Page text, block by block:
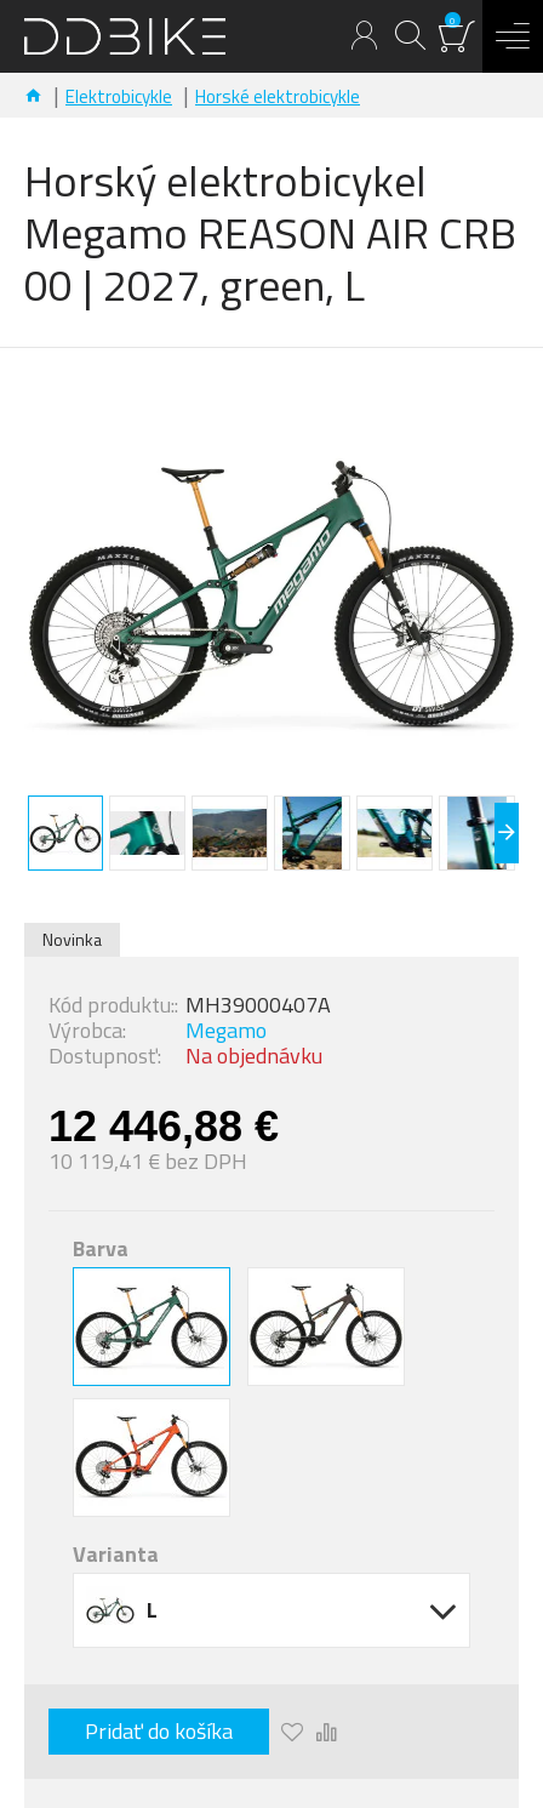
0
Elektrobicykle Horské elektrobicykle
Horský elektrobicykel
Megamo REASON AIR CRB
00 | 2027, green, L
Novinka
12 446,88 €
10 119,41 € bez DPH
Dostupnosť: Na objednávku
Výrobca: Megamo
Kód produktu:: MH39000407A
Barva
Varianta
L
Pridať do košíka